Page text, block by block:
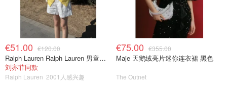
€51.00 €120.00
Ralph Lauren Ralph Lauren 男童亚麻衬衫
刘亦菲同款
Ralph Lauren 2001人感兴趣
€75.00 €355.00
Maje 天鹅绒亮片迷你连衣裙 黑色
The Outnet